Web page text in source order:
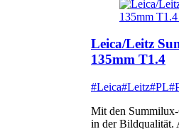
Leica/Leitz
135mm T1.4
#Leica#Leitz#PL
Mit den Summilux-
in der Bildqualität.